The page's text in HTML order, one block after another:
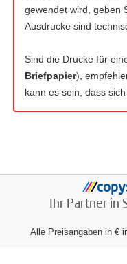
gewendet wird, geben
Ausdrucke sind
Sind die Drucke für
Briefpapier),
kann es sein, dass
////
Ihr Partner in
Alle Preisangaben in €